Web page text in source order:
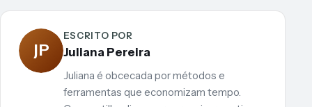
JP
ESCRITO POR
Juliana Pereira
Juliana é obcecada por métodos e
ferramentas que economizam tempo.